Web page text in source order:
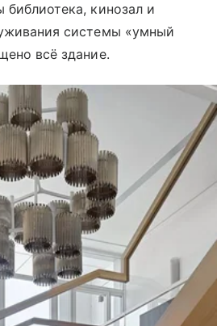
кинозал и
системы «умный
всё здание.